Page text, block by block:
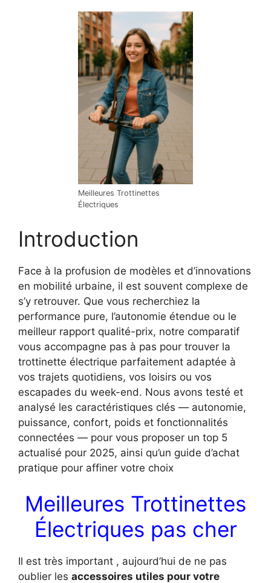
Meilleures Trottinettes
Électriques
Introduction
Face à la profusion de modèles et d’innovations
en mobilité urbaine, il est souvent complexe de
s’y retrouver. Que vous recherchiez la
performance pure, l’autonomie étendue ou le
meilleur rapport qualité-prix, notre comparatif
vous accompagne pas à pas pour trouver la
trottinette électrique parfaitement adaptée à
vos trajets quotidiens, vos loisirs ou vos
escapades du week-end. Nous avons testé et
analysé les caractéristiques clés — autonomie,
puissance, confort, poids et fonctionnalités
connectées — pour vous proposer un top 5
actualisé pour 2025, ainsi qu’un guide d’achat
pratique pour affiner votre choix
Meilleures Trottinettes
Électriques pas cher
Il est très important , aujourd’hui de ne pas
oublier les accessoires utiles pour votre